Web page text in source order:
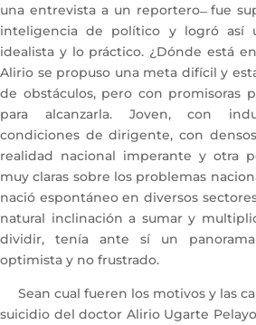
una entrevista a un reportero ̶ fue
inteligencia de político y logró así
idealista y lo práctico. ¿Dónde está
Alirio se propuso una meta difícil y
de obstáculos, pero con promisoras
para alcanzarla. Joven, con
condiciones de dirigente, con
realidad nacional imperante y otra
muy claras sobre los problemas
nació espontáneo en diversos
natural inclinación a sumar y
dividir, tenía ante sí un
optimista y no frustrado.
Sean cual fueren los motivos y las
suicidio del doctor Alirio Ugarte